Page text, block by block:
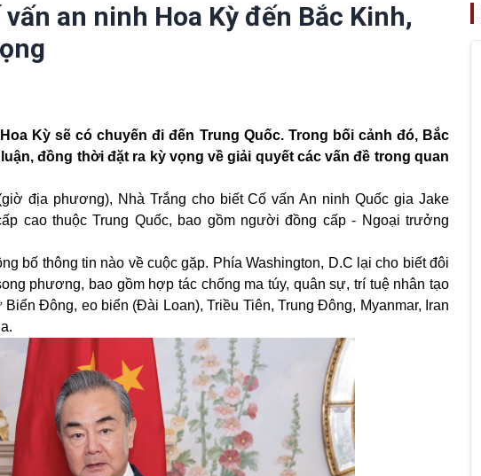
an ninh Hoa Kỳ đến Bắc Kinh,
Kỳ sẽ có chuyến đi đến Trung Quốc. Trong bối cảnh đó, Bắc
đồng thời đặt ra kỳ vọng về giải quyết các vấn đề trong quan
địa phương), Nhà Trắng cho biết Cố vấn An ninh Quốc gia Jake
cao thuộc Trung Quốc, bao gồm người đồng cấp - Ngoại trưởng
bố thông tin nào về cuộc gặp. Phía Washington, D.C lại cho biết đôi
phương, bao gồm hợp tác chống ma túy, quân sự, trí tuệ nhân tạo
Đông, eo biển (Đài Loan), Triều Tiên, Trung Đông, Myanmar, Iran